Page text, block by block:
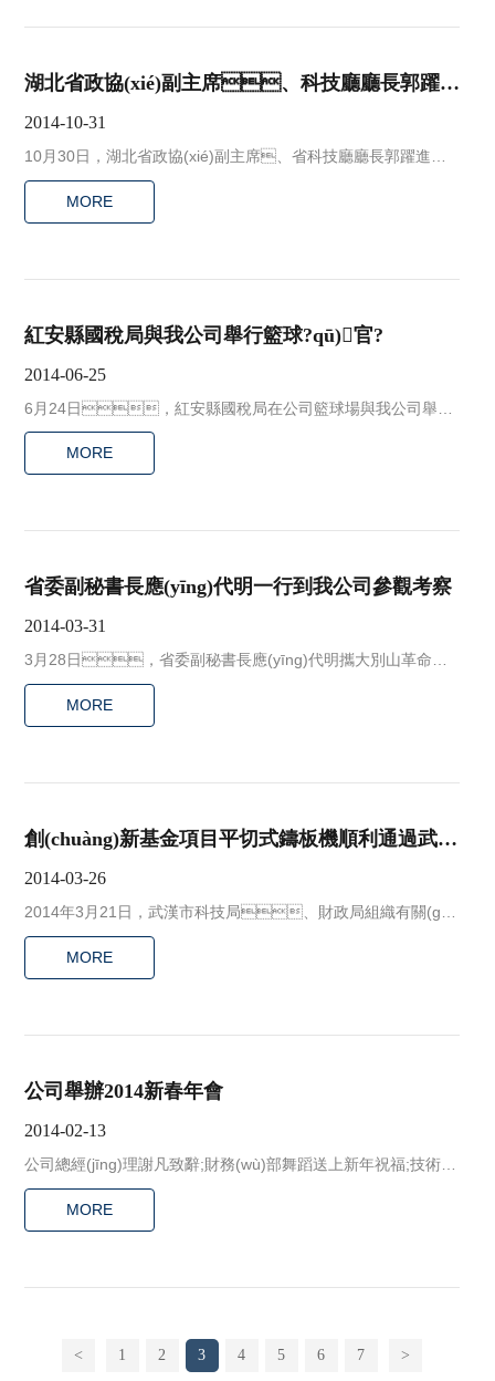
湖北省政協(xié)副主席、科技廳廳長郭躍進
同志到我公司考察
2014-10-31
10月30日，湖北省政協(xié)副主席、省科技廳廳長郭躍進同
志到我公司考察指導，郭廳長對我公司的科技創(chuàng)新進行
了充分肯定。
MORE
紅安縣國稅局與我公司舉行籃球?qū)官?
2014-06-25
6月24日，紅安縣國稅局在公司籃球場與我公司舉行
了一場籃球?qū)官?。通過比賽，不但活躍了員工的文
化生活，而且加深了雙方的友誼!
MORE
省委副秘書長應(yīng)代明一行到我公司參觀考察
2014-03-31
3月28日，省委副秘書長應(yīng)代明攜大別山革命老
區(qū)經(jīng)濟社會發(fā)展試驗區(qū)第四次工作會與會代表
200余人在紅安縣縣長田勝輝陪同下到我公司參觀考察。
MORE
創(chuàng)新基金項目平切式鑄板機順利通過武漢
市科技局驗收
2014-03-26
2014年3月21日，武漢市科技局、財政局組織有關(guā
n)專家在市科技局會議室對我公司承擔的武漢市創(chuàng)新基
金項目進行了驗收。驗收專家組聽取了我公司的項目執(zhí)行情
為：該項目驗收資料齊備、規(guī)范，符合驗收評審要
MORE
公司舉辦2014新春年會
2014-02-13
公司總經(jīng)理謝凡致辭;財務(wù)部舞蹈送上新年祝福;技術(s
hù)部合唱一曲《最炫深藍風》;先進表彰
MORE
< 1 2 3 4 5 6 7 >